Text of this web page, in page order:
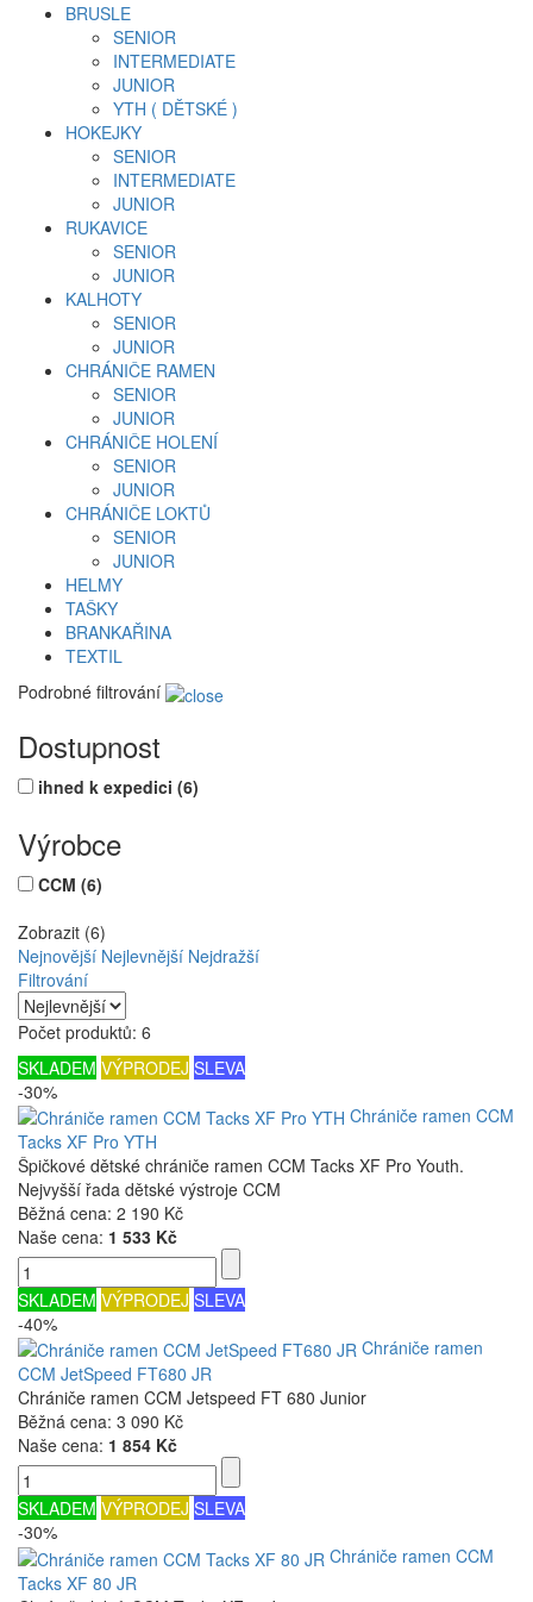
BRUSLE
SENIOR
INTERMEDIATE
JUNIOR
YTH ( DĚTSKÉ )
HOKEJKY
SENIOR
INTERMEDIATE
JUNIOR
RUKAVICE
SENIOR
JUNIOR
KALHOTY
SENIOR
JUNIOR
CHRÁNIČE RAMEN
SENIOR
JUNIOR
CHRÁNIČE HOLENÍ
SENIOR
JUNIOR
CHRÁNIČE LOKTŮ
SENIOR
JUNIOR
HELMY
TAŠKY
BRANKAŘINA
TEXTIL
Podrobné filtrování
Dostupnost
ihned k expedici (6)
Výrobce
CCM (6)
Zobrazit (6)
Nejnovější Nejlevnější Nejdražší
Filtrování
Počet produktů: 6
SKLADEM VÝPRODEJ SLEVA
-30%
Chrániče ramen CCM
Tacks XF Pro YTH
Špičkové dětské chrániče ramen CCM Tacks XF Pro Youth.
Nejvyšší řada dětské výstroje CCM
Běžná cena: 2 190 Kč
Naše cena: 1 533 Kč
SKLADEM VÝPRODEJ SLEVA
-40%
Chrániče ramen
CCM JetSpeed FT680 JR
Chrániče ramen CCM Jetspeed FT 680 Junior
Běžná cena: 3 090 Kč
Naše cena: 1 854 Kč
SKLADEM VÝPRODEJ SLEVA
-30%
Chrániče ramen CCM
Tacks XF 80 JR